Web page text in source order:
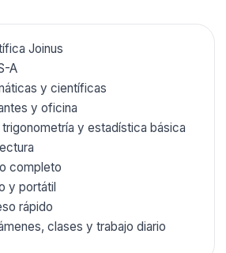
Joinus
A
y científicas
y oficina
trigonometría y estadística básica
completo
y portátil
rápido
clases y trabajo diario